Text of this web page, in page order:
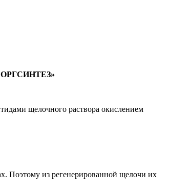
щелочного раствора окислением
Поэтому из регенерированной щелочи их